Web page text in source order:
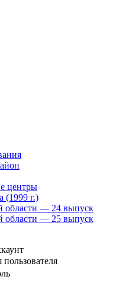
центры
(1999 г.)
области — 24 выпуск
области — 25 выпуск